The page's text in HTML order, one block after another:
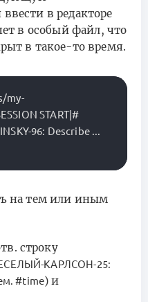
в редакторе
в особый файл, что
в такое-то время.
my-
START|#
96: Describe ...
на тем или иным
строку
КАРЛСОН-25:
#time) и